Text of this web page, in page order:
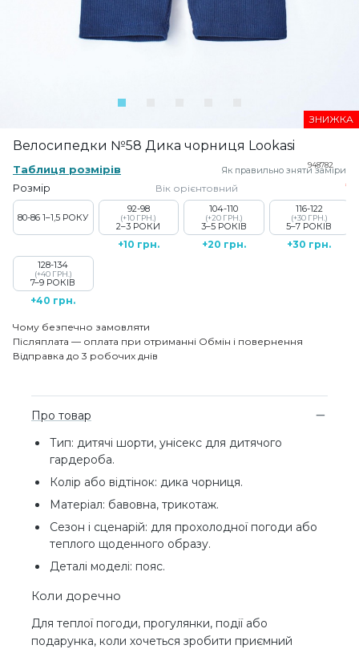
ЗНИЖКА
Велосипедки №58 Дика чорниця Lookasi
948782
Таблиця розмірів Як правильно зняти заміри
Розмір Вік орієнтовний
80-86 1–1,5 РОКУ
92-98
(+10 ГРН.)
2–3 РОКИ
+10 грн.
104-110
(+20 ГРН.)
3–5 РОКІВ
+20 грн.
116-122
(+30 ГРН.)
5–7 РОКІВ
+30 грн.
128-134
(+40 ГРН.)
7–9 РОКІВ
+40 грн.
Чому безпечно замовляти
Післяплата — оплата при отриманні Обмін і повернення
Відправка до 3 робочих днів
Про товар
Тип: дитячі шорти, унісекс для дитячого
гардероба.
Колір або відтінок: дика чорниця.
Матеріал: бавовна, трикотаж.
Сезон і сценарій: для прохолодної погоди або
теплого щоденного образу.
Деталі моделі: пояс.
Коли доречно
Для теплої погоди, прогулянки, події або
подарунка, коли хочеться зробити приємний